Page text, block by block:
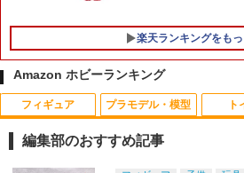
楽天ランキングをも
1
【エントリー最
【メール便送料
イネスト BB弾
1
タミヤ タミヤモ
2】
Amazon ホビーランキング
フィギュア プラモデル・模型 ト
編集部のおすすめ記事